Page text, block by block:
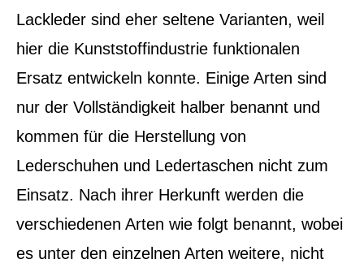
Lackleder sind eher seltene Varianten, weil
hier die Kunststoffindustrie funktionalen
Ersatz entwickeln konnte. Einige Arten sind
nur der Vollständigkeit halber benannt und
kommen für die Herstellung von
Lederschuhen und Ledertaschen nicht zum
Einsatz. Nach ihrer Herkunft werden die
verschiedenen Arten wie folgt benannt, wobei
es unter den einzelnen Arten weitere, nicht